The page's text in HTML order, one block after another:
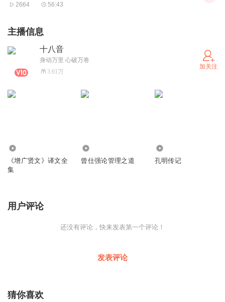
2664 56:43
主播信息
十八音
身动万里 心破万卷
3.61万
加关注
《增广贤文》译文全
集
曾仕强论管理之道 孔明传记
用户评论
还没有评论，快来发表第一个评论！
发表评论
猜你喜欢